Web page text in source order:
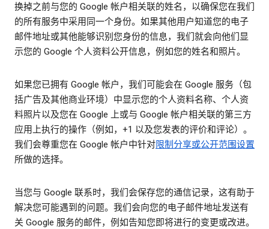
换掉之前与您的 Google 帐户相关联的姓名，以确保您在我们
的所有服务中采用同一个身份。如果其他用户知道您的电子
邮件地址或其他能够识别您身份的信息，我们就会向他们显
示您的 Google 个人资料公开信息，例如您的姓名和照片。
如果您已拥有 Google 帐户，我们可能会在 Google 服务（包
括广告及其他商业环境）中显示您的个人资料名称、个人资
料照片以及您在 Google 上或与 Google 帐户相关联的第三方
应用上执行的操作（例如，+1 以及您发表的评价和评论）。
我们会尊重您在 Google 帐户中针对限制分享或公开范围设置
所做的选择。
当您与 Google 联系时，我们会保存您的通信记录，这有助于
解决您可能遇到的问题。我们会向您的电子邮件地址发送有
关 Google 服务的邮件，例如告知您即将进行的变更或改进。